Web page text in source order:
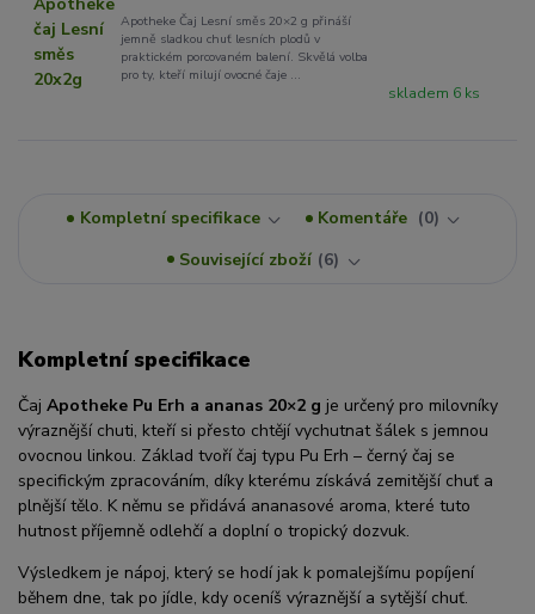
Apotheke Čaj Lesní směs 20×2 g přináší
jemně sladkou chuť lesních plodů v
praktickém porcovaném balení. Skvělá volba
pro ty, kteří milují ovocné čaje ...
skladem 6 ks
Kompletní specifikace Komentáře
0
Související zboží 6
Kompletní specifikace
Čaj Apotheke Pu Erh a ananas 20×2 g je určený pro milovníky
výraznější chuti, kteří si přesto chtějí vychutnat šálek s jemnou
ovocnou linkou. Základ tvoří čaj typu Pu Erh – černý čaj se
specifickým zpracováním, díky kterému získává zemitější chuť a
plnější tělo. K němu se přidává ananasové aroma, které tuto
hutnost příjemně odlehčí a doplní o tropický dozvuk.
Výsledkem je nápoj, který se hodí jak k pomalejšímu popíjení
během dne, tak po jídle, kdy oceníš výraznější a sytější chuť.